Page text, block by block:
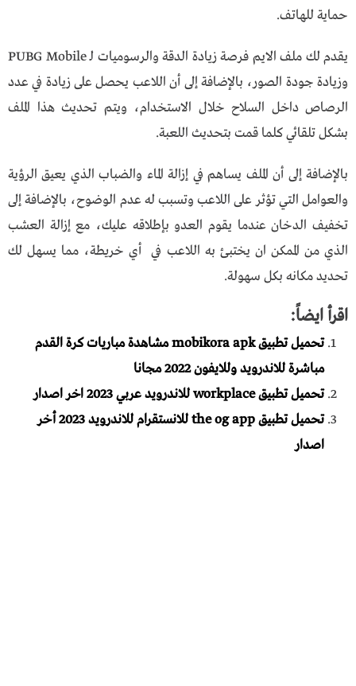
حماية للهاتف.
يقدم لك ملف الايم فرصة زيادة الدقة والرسوميات لـ PUBG Mobile
وزيادة جودة الصور، بالإضافة إلى أن اللاعب يحصل على زيادة في عدد
الرصاص داخل السلاح خلال الاستخدام، ويتم تحديث هذا الملف
بشكل تلقائي كلما قمت بتحديث اللعبة.
بالإضافة إلى أن الملف يساهم في إزالة الماء والضباب الذي يعيق الرؤية
والعوامل التي تؤثر على اللاعب وتسبب له عدم الوضوح، بالإضافة إلى
تخفيف الدخان عندما يقوم العدو بإطلاقه عليك، مع إزالة العشب
الذي من الممكن ان يختبئ به اللاعب في أي خريطة، مما يسهل لك
تحديد مكانه بكل سهولة.
اقرأ ايضاً:
تحميل تطبيق mobikora apk مشاهدة مباريات كرة القدم
مباشرة للاندرويد وللايفون 2022 مجانا
تحميل تطبيق workplace للاندرويد عربي 2023 اخر اصدار
تحميل تطبيق the og app للانستقرام للاندرويد 2023 أخر
اصدار